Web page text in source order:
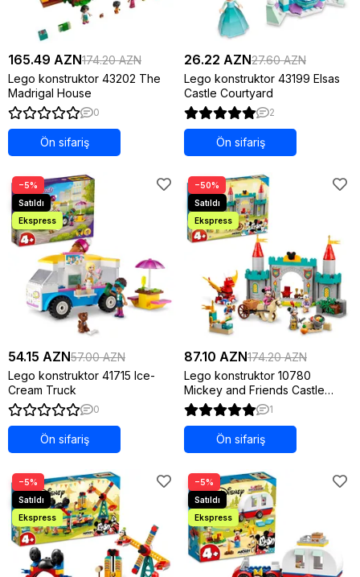
165.49 AZN174.20 AZN
Lego konstruktor 43202 The
Madrigal House
0
Ön sifariş
26.22 AZN27.60 AZN
Lego konstruktor 43199 Elsas
Castle Courtyard
2
Ön sifariş
−5%
54.15 AZN57.00 AZN
Lego konstruktor 41715 Ice-
Cream Truck
0
Ön sifariş
−50%
87.10 AZN174.20 AZN
Lego konstruktor 10780
Mickey and Friends Castle
Defenders
1
Ön sifariş
−5% −5%